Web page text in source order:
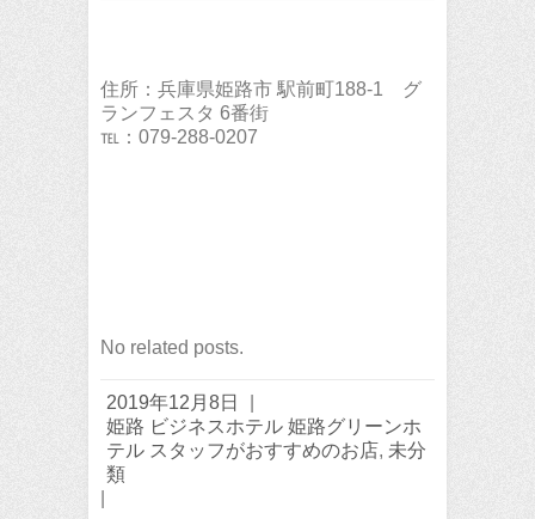
住所：兵庫県姫路市 駅前町188-1 グ
ランフェスタ 6番街
℡：079-288-0207
No related posts.
2019年12月8日
姫路 ビジネスホテル 姫路グリーンホ
テル スタッフがおすすめのお店, 未分
類